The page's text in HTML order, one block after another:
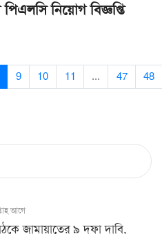
নিয়োগ বিজ্ঞপ্তি
9 10 11 ... 47 48
আগে
জামায়াতের ৯ দফা দাবি,